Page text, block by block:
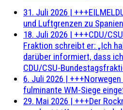
31. Juli 2026 |
und Luftgrenzen zu
18. Juli 2026 | +++CDU/
Fraktion schreibt er: „Ich
darüber informiert, dass
CDU/CSU-
6. Juli 2026 |
fulminante WM-Siege
29. Mai 2026 | +++Der